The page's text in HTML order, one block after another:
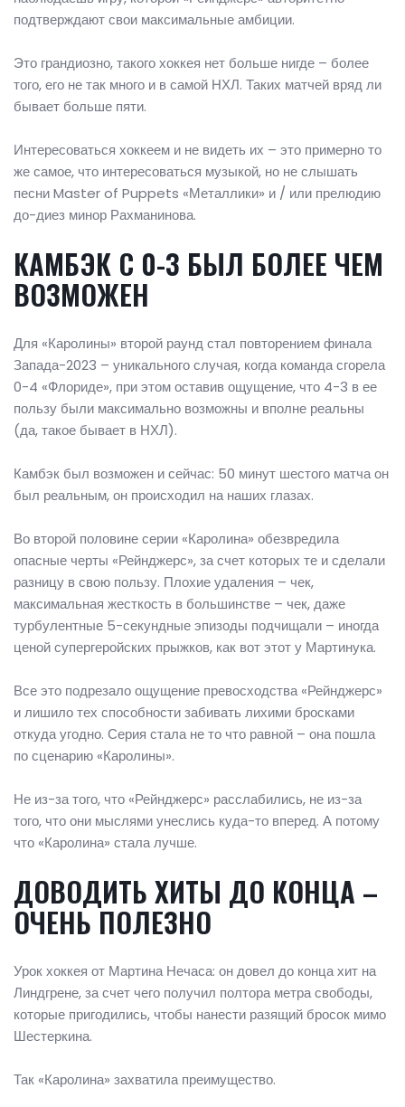
подтверждают свои максимальные амбиции.
Это грандиозно, такого хоккея нет больше нигде – более
того, его не так много и в самой НХЛ. Таких матчей вряд ли
бывает больше пяти.
Интересоваться хоккеем и не видеть их – это примерно то
же самое, что интересоваться музыкой, но не слышать
песни Master of Puppets «Металлики» и / или прелюдию
до-диез минор Рахманинова.
КАМБЭК С 0-3 БЫЛ БОЛЕЕ ЧЕМ
ВОЗМОЖЕН
Для «Каролины» второй раунд стал повторением финала
Запада-2023 – уникального случая, когда команда сгорела
0-4 «Флориде», при этом оставив ощущение, что 4-3 в ее
пользу были максимально возможны и вполне реальны
(да, такое бывает в НХЛ).
Камбэк был возможен и сейчас: 50 минут шестого матча он
был реальным, он происходил на наших глазах.
Во второй половине серии «Каролина» обезвредила
опасные черты «Рейнджерс», за счет которых те и сделали
разницу в свою пользу. Плохие удаления – чек,
максимальная жесткость в большинстве – чек, даже
турбулентные 5-секундные эпизоды подчищали – иногда
ценой супергеройских прыжков, как вот этот у Мартинука.
Все это подрезало ощущение превосходства «Рейнджерс»
и лишило тех способности забивать лихими бросками
откуда угодно. Серия стала не то что равной – она пошла
по сценарию «Каролины».
Не из-за того, что «Рейнджерс» расслабились, не из-за
того, что они мыслями унеслись куда-то вперед. А потому
что «Каролина» стала лучше.
ДОВОДИТЬ ХИТЫ ДО КОНЦА –
ОЧЕНЬ ПОЛЕЗНО
Урок хоккея от Мартина Нечаса: он довел до конца хит на
Линдгрене, за счет чего получил полтора метра свободы,
которые пригодились, чтобы нанести разящий бросок мимо
Шестеркина.
Так «Каролина» захватила преимущество.